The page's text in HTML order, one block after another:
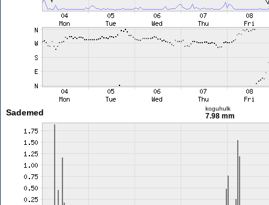
Sademed koguhulk
7.98 mm